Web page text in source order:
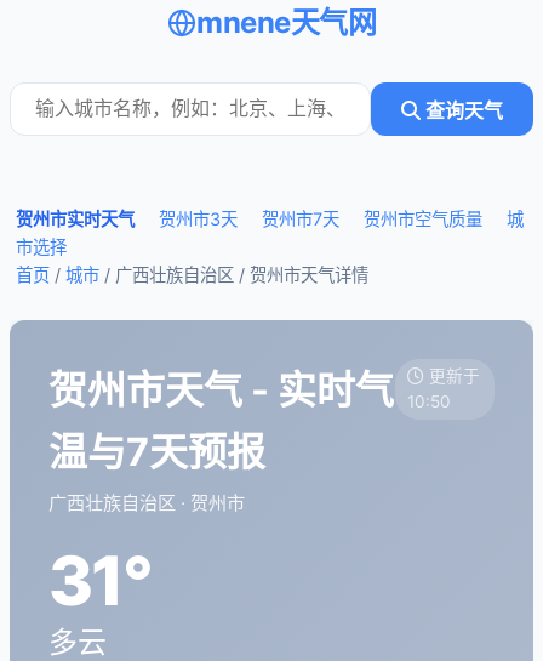
mnene天气网
查询天气
贺州市实时天气 贺州市3天 贺州市7天 贺州市空气质量
城
市选择
首页 / 城市 / 广西壮族自治区 / 贺州市天气详情
贺州市天气 - 实时气
温与7天预报
广西壮族自治区 · 贺州市
更新于
10:50
31°
多云